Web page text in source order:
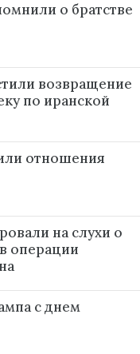
о братстве
возвращение
по иранской
отношения
на слухи о
операции
с днем